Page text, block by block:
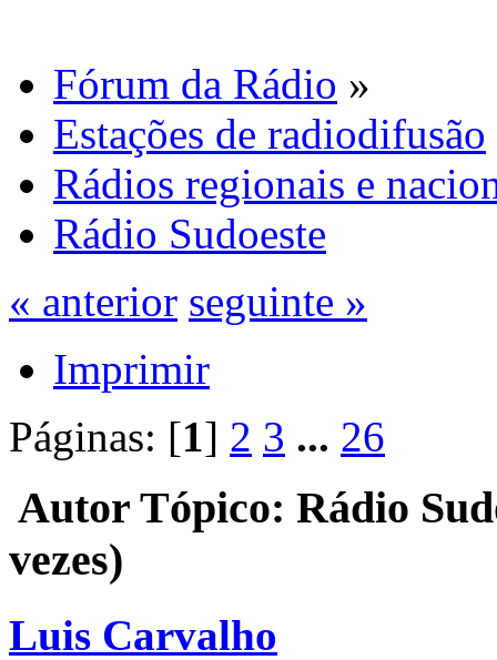
Fórum da Rádio »
Estações de radiodifusão
Rádios regionais e
Rádio Sudoeste
« anterior seguinte »
Imprimir
Páginas: [1] 2 3 ... 26
Autor Tópico: Rádio
vezes)
Luis Carvalho